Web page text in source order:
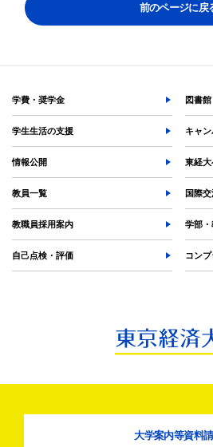
よく検索されるペ
各種手続
TKUポータル
奨学金
前のページに戻
学費・奨学金 図書館
学生生活の支援 キャ
情報公開 東経
教員一覧 国際
教職員採用案内 学部・
自己点検・評価 コン
大学案内等資料